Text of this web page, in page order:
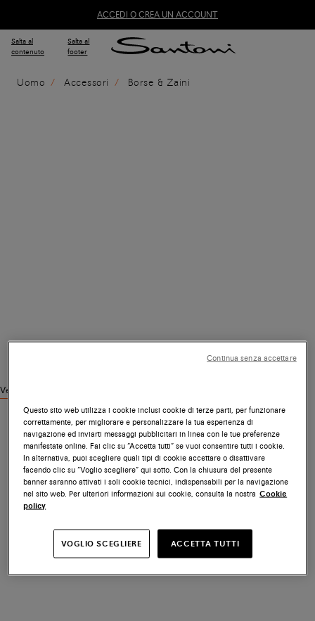
ACCEDI O CREA UN ACCOUNT
Salta al
contenuto
Salta al
footer
Uomo Accessori Borse & Zaini
Vedi prodotti simili
Questo sito web utilizza i cookie inclusi cookie di terze parti, per funzionare
correttamente, per migliorare e personalizzare la tua esperienza di
navigazione ed inviarti messaggi pubblicitari in linea con le tue preferenze
manifestate online. Fai clic su “Accetta tutti” se vuoi consentire tutti i cookie.
In alternativa, puoi scegliere quali tipi di cookie accettare o disattivare
facendo clic su “Voglio scegliere” qui sotto. Con la chiusura del presente
banner saranno attivati i soli cookie tecnici, indispensabili per la navigazione
nel sito web. Per ulteriori informazioni sui cookie, consulta la nostra Cookie
policy
VOGLIO SCEGLIERE ACCETTA TUTTI
Continua senza accettare